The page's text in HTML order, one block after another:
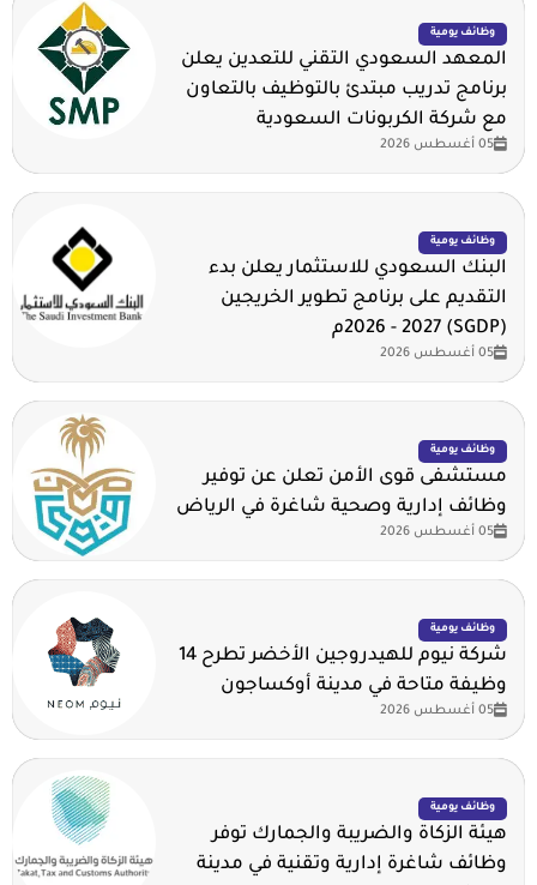
وظائف يومية
المعهد السعودي التقني للتعدين يعلن
برنامج تدريب مبتدئ بالتوظيف بالتعاون
مع شركة الكربونات السعودية
05 أغسطس 2026
وظائف يومية
البنك السعودي للاستثمار يعلن بدء
التقديم على برنامج تطوير الخريجين
(SGDP) 2026 - 2027م
05 أغسطس 2026
وظائف يومية
مستشفى قوى الأمن تعلن عن توفير
وظائف إدارية وصحية شاغرة في الرياض
05 أغسطس 2026
وظائف يومية
شركة نيوم للهيدروجين الأخضر تطرح 14
وظيفة متاحة في مدينة أوكساجون
05 أغسطس 2026
وظائف يومية
هيئة الزكاة والضريبة والجمارك توفر
وظائف شاغرة إدارية وتقنية في مدينة